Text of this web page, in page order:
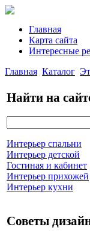
Главная
Карта сайта
Интересные
Главная Каталог
Найти на
Интерьер спальни
Интерьер детской
Гостиная и кабинет
Интерьер прихожей
Интерьер кухни
Советы